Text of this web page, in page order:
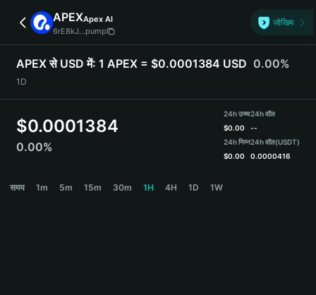
Deutsch
简体中文
繁體中文
Português (Portugal)
Bahasa Indonesia
Español
APEXApex AI
6rE8kJ...pump
जोखिम
APEX से USD में: 1 APEX = $0.0001384 USD 0.00%
1D
$0.0001384
0.00%
24h उच्च
$0.00
24h निम्न
$0.00
24h वॉल
--
24h वॉल(USDT)
0.0000416
समय 1m 5m 15m 30m 1H 4H 1D 1W